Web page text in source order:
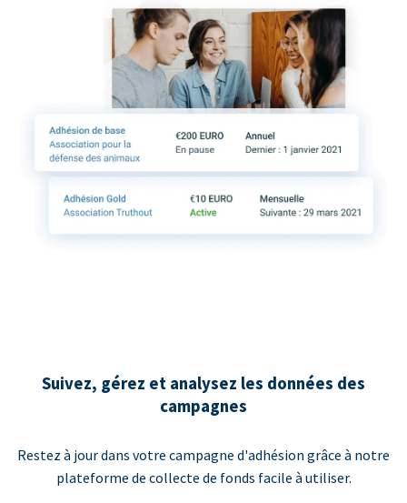
Suivez, gérez et analysez les données des
campagnes
Restez à jour dans votre campagne d'adhésion grâce à notre
plateforme de collecte de fonds facile à utiliser.